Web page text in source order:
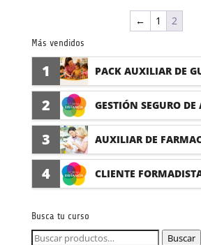
← 1 2
Más vendidos
1 PACK AUXILIAR DE
PRÁCTICAS
2 GESTIÓN SEGURO DE
3 AUXILIAR DE
4 CLIENTE
Busca tu curso
Buscar
Buscar